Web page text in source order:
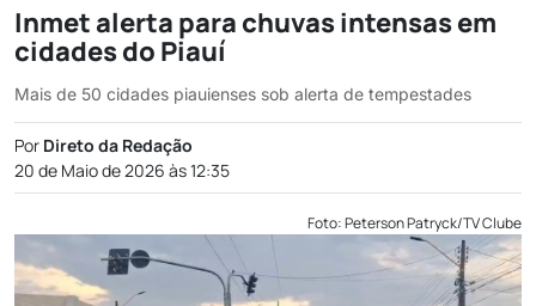
Inmet alerta para chuvas intensas em
cidades do Piauí
Mais de 50 cidades piauienses sob alerta de tempestades
Por Direto da Redação
20 de Maio de 2026 às 12:35
Foto: Peterson Patryck/TV Clube